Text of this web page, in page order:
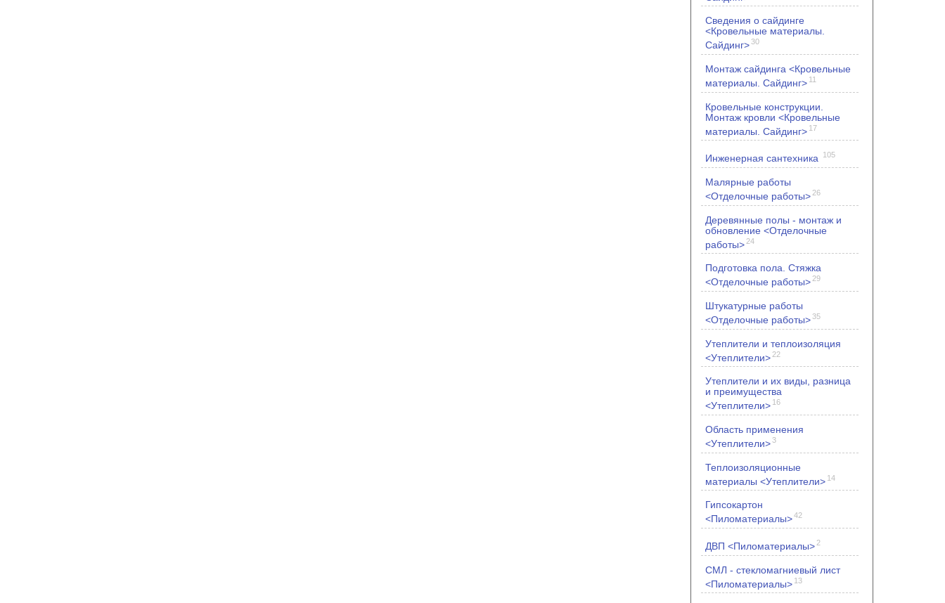
Сведения о сайдинге
<Кровельные материалы.
Сайдинг>30
Монтаж сайдинга <Кровельные
материалы. Сайдинг> 11
Кровельные конструкции.
Монтаж кровли <Кровельные
материалы. Сайдинг> 17
Инженерная сантехника 105
Малярные работы
<Отделочные работы> 26
Деревянные полы - монтаж и
обновление <Отделочные
работы> 24
Подготовка пола. Стяжка
<Отделочные работы> 29
Штукатурные работы
<Отделочные работы>35
Утеплители и теплоизоляция
<Утеплители> 22
Утеплители и их виды, разница
и преимущества
<Утеплители> 16
Область применения
<Утеплители>3
Теплоизоляционные
материалы <Утеплители> 14
Гипсокартон
<Пиломатериалы>42
ДВП <Пиломатериалы> 2
СМЛ - стекломагниевый лист
<Пиломатериалы> 13